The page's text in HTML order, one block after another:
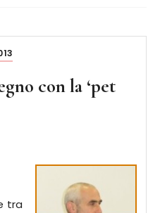
con la ‘pet
tra